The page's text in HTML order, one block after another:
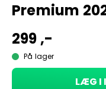
Premium
299 ,-
På lager
LÆG I